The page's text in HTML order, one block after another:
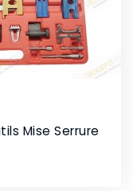
Mise Serrure